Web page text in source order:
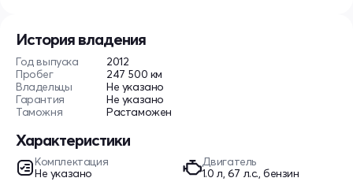
История владения
Год выпуска
2012
Пробег
247 500 км
Владельцы
Не указано
Гарантия
Не указано
Таможня
Растаможен
Характеристики
Комплектация
Не указано
Двигатель
1.0 л, 67 л.с., бензин